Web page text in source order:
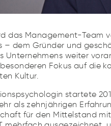
das Management-Team
– dem Gründer und
Unternehmens weiter
Fokus auf die
Kultur.
startete
als zehnjährigen
für den Mittelstand